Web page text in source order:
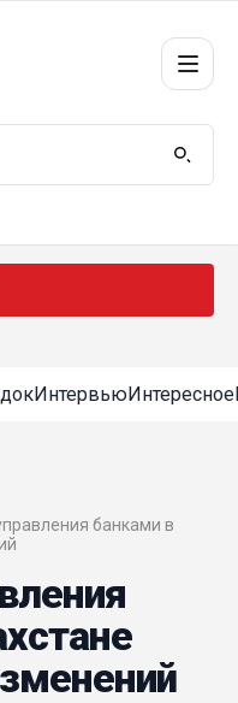
ИнтервьюИнтересное
банками в